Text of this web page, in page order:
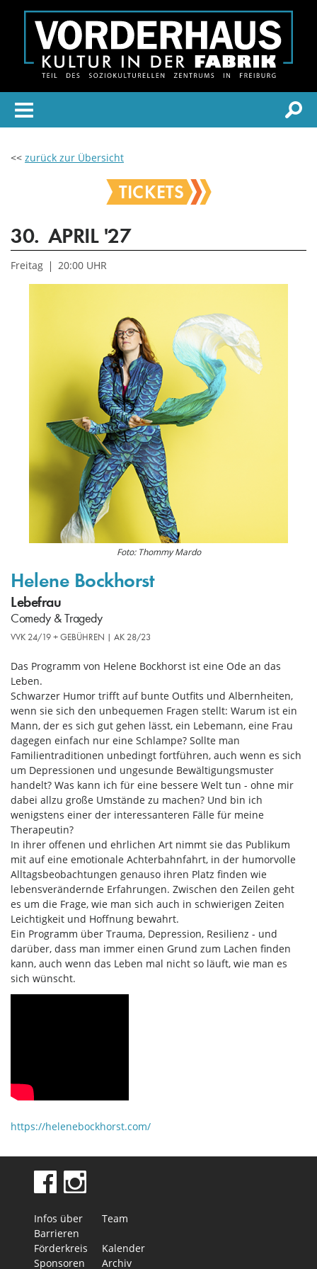
<< zurück zur Übersicht
TICKETS
30. APRIL '27
Freitag 20:00 UHR
Foto: Thommy Mardo
Helene Bockhorst
Lebefrau
Comedy & Tragedy
VVK 24/19 + GEBÜHREN | AK 28/23
Das Programm von Helene Bockhorst ist eine Ode an das
Leben.
Schwarzer Humor trifft auf bunte Outfits und Albernheiten,
wenn sie sich den unbequemen Fragen stellt: Warum ist ein
Mann, der es sich gut gehen lässt, ein Lebemann, eine Frau
dagegen einfach nur eine Schlampe? Sollte man
Familientraditionen unbedingt fortführen, auch wenn es sich
um Depressionen und ungesunde Bewältigungsmuster
handelt? Was kann ich für eine bessere Welt tun - ohne mir
dabei allzu große Umstände zu machen? Und bin ich
wenigstens einer der interessanteren Fälle für meine
Therapeutin?
In ihrer offenen und ehrlichen Art nimmt sie das Publikum
mit auf eine emotionale Achterbahnfahrt, in der humorvolle
Alltagsbeobachtungen genauso ihren Platz finden wie
lebensverändernde Erfahrungen. Zwischen den Zeilen geht
es um die Frage, wie man sich auch in schwierigen Zeiten
Leichtigkeit und Hoffnung bewahrt.
Ein Programm über Trauma, Depression, Resilienz - und
darüber, dass man immer einen Grund zum Lachen finden
kann, auch wenn das Leben mal nicht so läuft, wie man es
sich wünscht.
https://helenebockhorst.com/
Infos über
Barrieren
Team
Förderkreis
Kalender
Sponsoren
Archiv